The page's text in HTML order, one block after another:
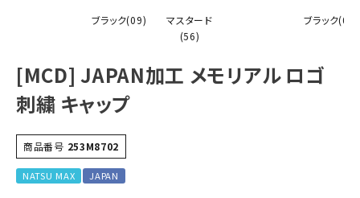
ブラック(09)
マスタード
(56)
ブラック(09)
[MCD] JAPAN加工 メモリアル ロゴ
刺繍 キャップ
商品番号 253M8702
NATSU MAX JAPAN